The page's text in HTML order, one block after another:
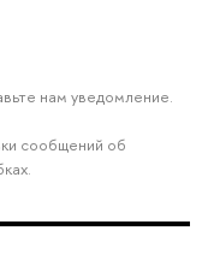
нам уведомление.
сообщений об